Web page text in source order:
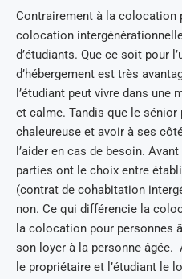
Contrairement à la colocation
colocation
d’étudiants. Que ce soit pour
d’hébergement est très
l’étudiant peut vivre dans une
et calme. Tandis que le sénior
chaleureuse et avoir à ses
l’aider en cas de besoin.
parties ont le choix entre
(contrat de cohabitation
non. Ce qui différencie la
la colocation pour personnes
son loyer à la personne âgée.
le propriétaire et l’étudiant le